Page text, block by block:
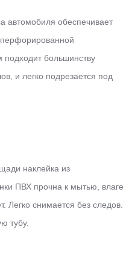
автомобиля обеспечивает
перфорированной
подходит большинству
и легко подрезается под
наклейка из
ПВХ прочна к мытью, влаге
Легко снимается без следов.
тубу.